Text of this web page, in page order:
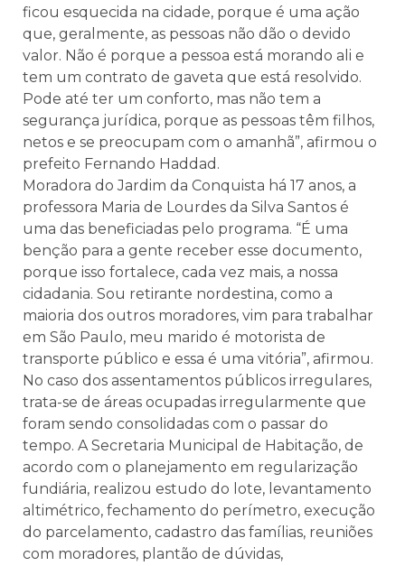
ficou esquecida na cidade, porque é uma ação
que, geralmente, as pessoas não dão o devido
valor. Não é porque a pessoa está morando ali e
tem um contrato de gaveta que está resolvido.
Pode até ter um conforto, mas não tem a
segurança jurídica, porque as pessoas têm filhos,
netos e se preocupam com o amanhã”, afirmou o
prefeito Fernando Haddad.
Moradora do Jardim da Conquista há 17 anos, a
professora Maria de Lourdes da Silva Santos é
uma das beneficiadas pelo programa. “É uma
benção para a gente receber esse documento,
porque isso fortalece, cada vez mais, a nossa
cidadania. Sou retirante nordestina, como a
maioria dos outros moradores, vim para trabalhar
em São Paulo, meu marido é motorista de
transporte público e essa é uma vitória”, afirmou.
No caso dos assentamentos públicos irregulares,
trata-se de áreas ocupadas irregularmente que
foram sendo consolidadas com o passar do
tempo. A Secretaria Municipal de Habitação, de
acordo com o planejamento em regularização
fundiária, realizou estudo do lote, levantamento
altimétrico, fechamento do perímetro, execução
do parcelamento, cadastro das famílias, reuniões
com moradores, plantão de dúvidas,